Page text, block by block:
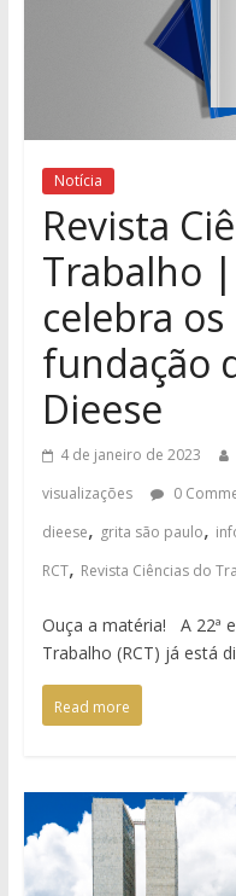
Notícia
Revista
Trabalho |
celebra
fundação
Dieese
4 de janeiro de 2023
visualizações
0
dieese, grita são paulo,
RCT, Revista Ciências do
Ouça a matéria! A 22ª
Trabalho (RCT) já está
Read more